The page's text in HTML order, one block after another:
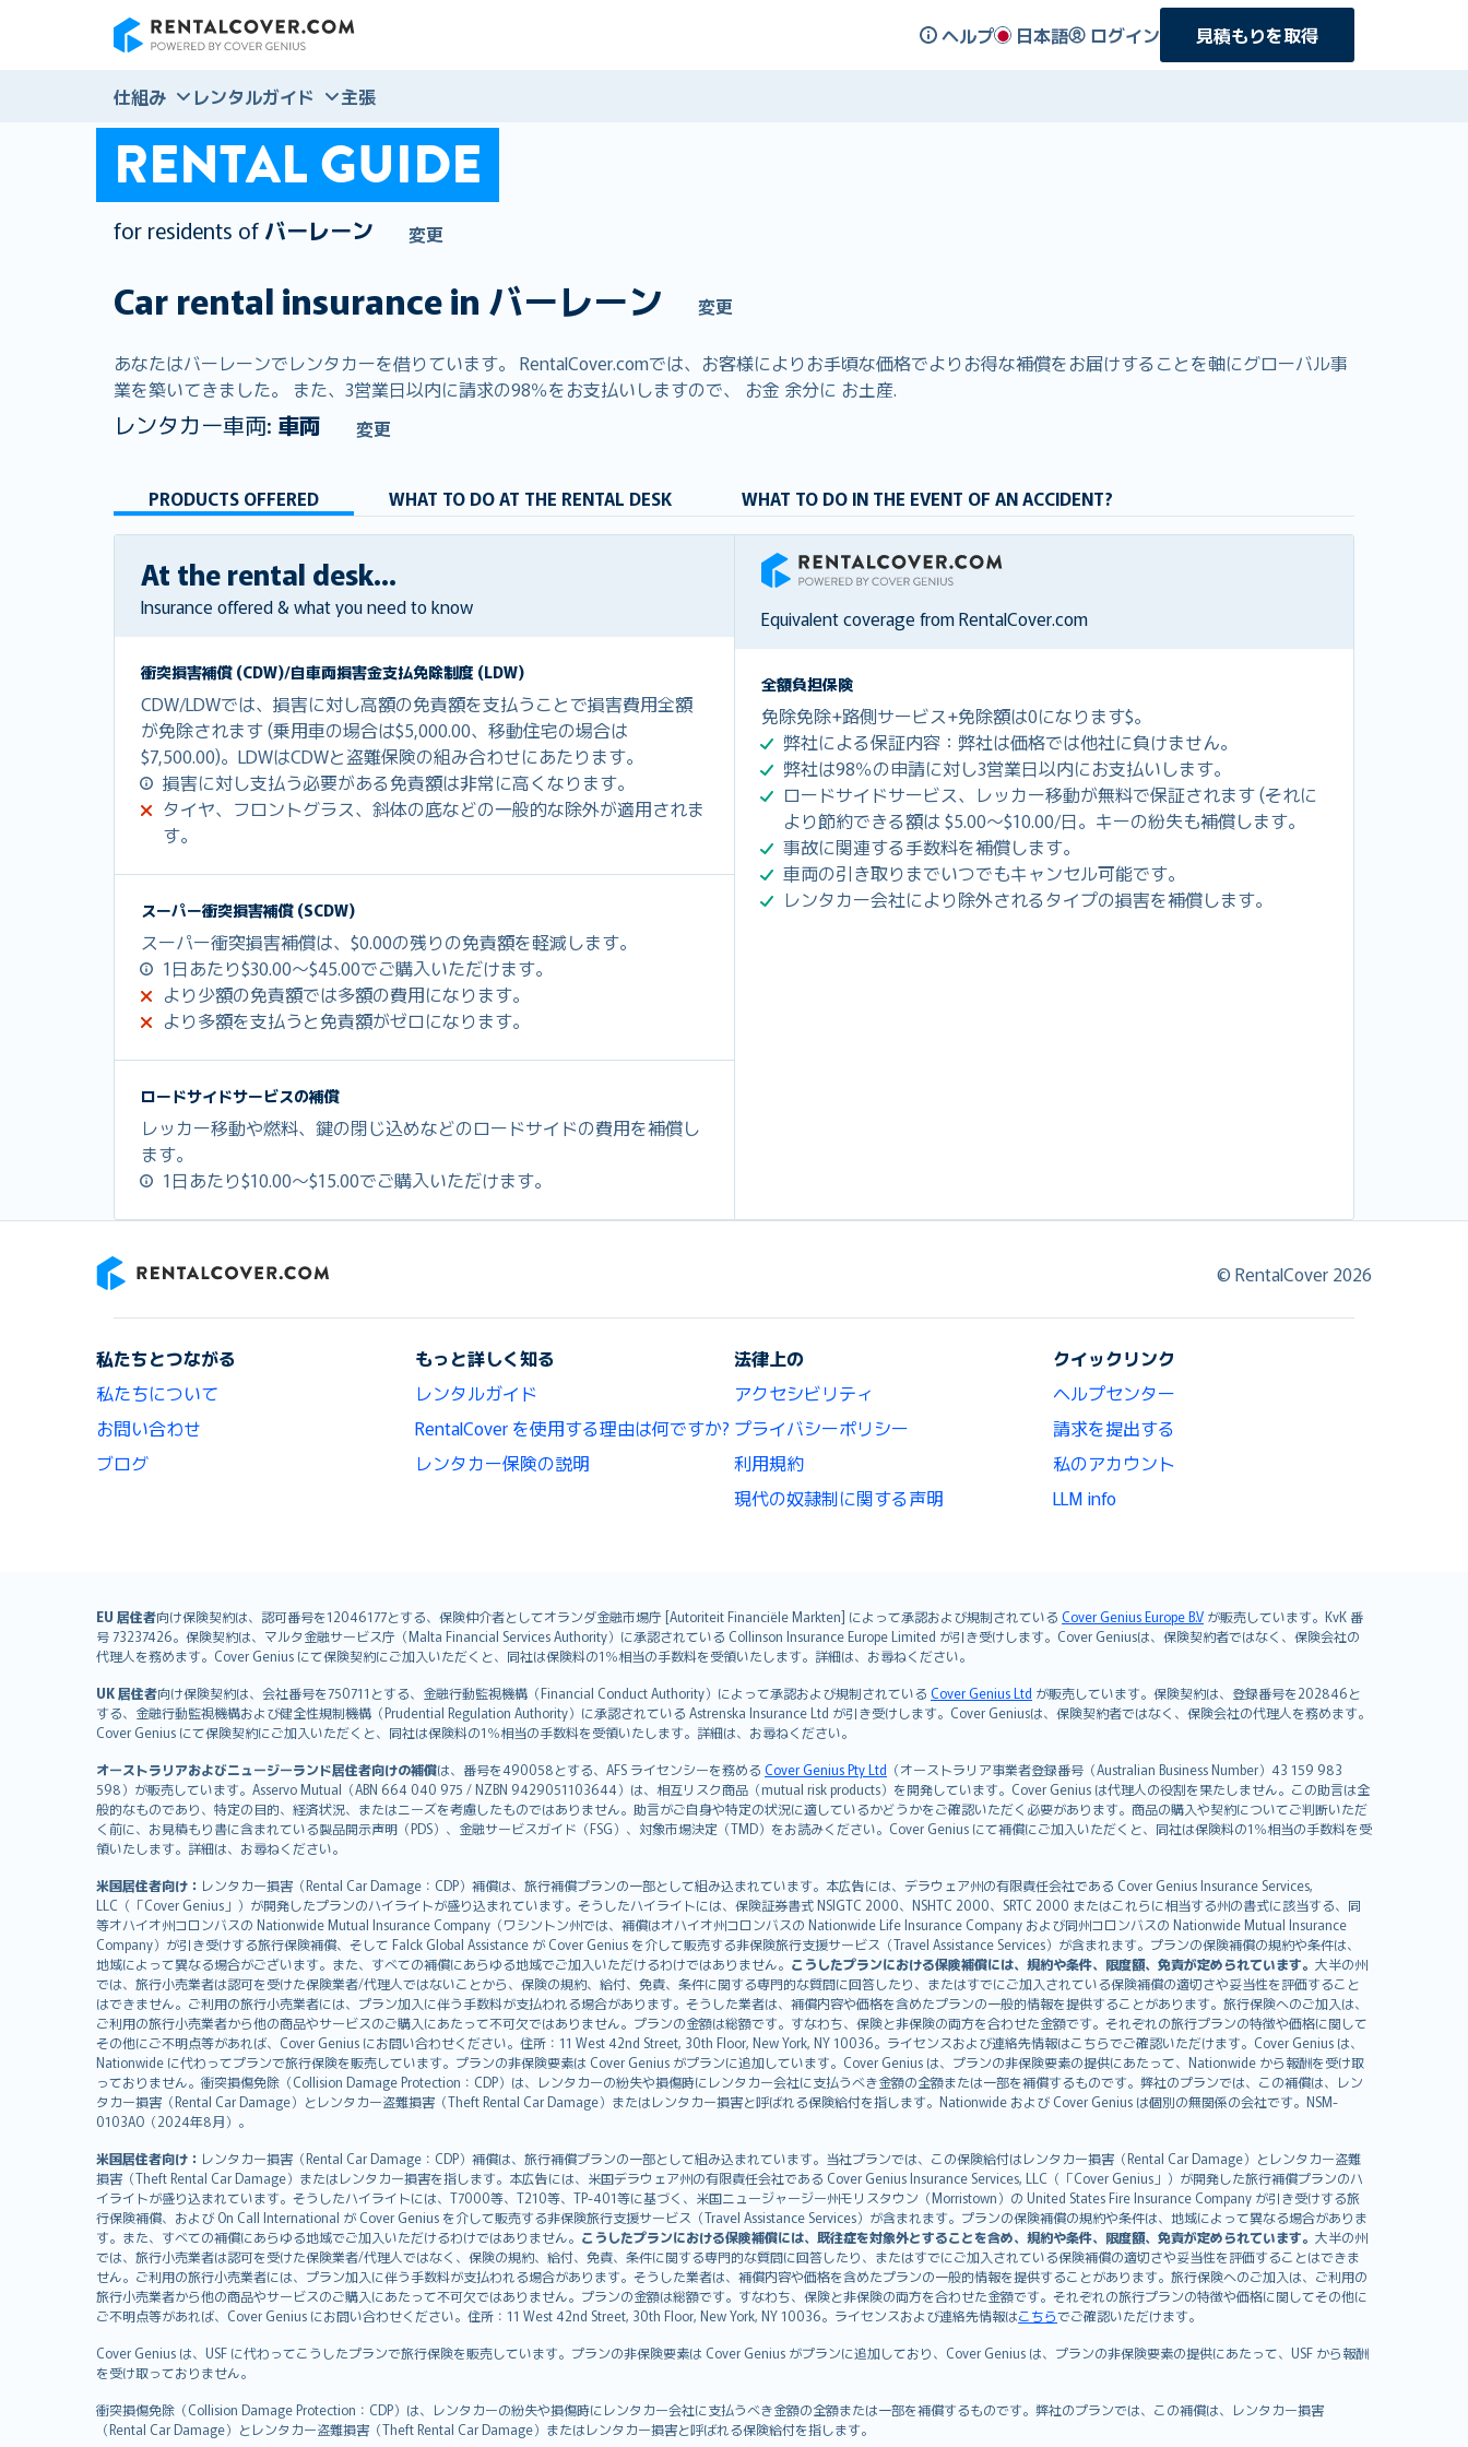
ヘルプ 日本語 ログイン 見積もりを取得
仕組み レンタルガイド 主張
RENTAL GUIDE
for residents of バーレーン 変更
Car rental insurance in バーレーン 変更
あなたはバーレーンでレンタカーを借りています。 RentalCover.comでは、お客様によりお手頃な価格でよりお得な補償をお届けすることを軸にグローバル事
業を築いてきました。 また、3営業日以内に請求の98％をお支払いしますので、 お金 余分に お土産.
レンタカー車両: 車両 変更
PRODUCTS OFFERED WHAT TO DO AT THE RENTAL DESK WHAT TO DO IN THE EVENT OF AN ACCIDENT?
At the rental desk...
Insurance offered & what you need to know
衝突損害補償 (CDW)/自車両損害金支払免除制度 (LDW)
CDW/LDWでは、損害に対し高額の免責額を支払うことで損害費用全額
が免除されます (乗用車の場合は$5,000.00、移動住宅の場合は
$7,500.00)。LDWはCDWと盗難保険の組み合わせにあたります。
損害に対し支払う必要がある免責額は非常に高くなります。
タイヤ、フロントグラス、斜体の底などの一般的な除外が適用されま
す。
スーパー衝突損害補償 (SCDW)
スーパー衝突損害補償は、$0.00の残りの免責額を軽減します。
1日あたり$30.00～$45.00でご購入いただけます。
より少額の免責額では多額の費用になります。
より多額を支払うと免責額がゼロになります。
ロードサイドサービスの補償
レッカー移動や燃料、鍵の閉じ込めなどのロードサイドの費用を補償し
ます。
1日あたり$10.00～$15.00でご購入いただけます。
RentalCover
Equivalent coverage from RentalCover.com
全額負担保険
免除免除+路側サービス+免除額は0になります$。
弊社による保証内容：弊社は価格では他社に負けません。
弊社は98％の申請に対し3営業日以内にお支払いします。
ロードサイドサービス、レッカー移動が無料で保証されます (それに
より節約できる額は $5.00～$10.00/日。キーの紛失も補償します。
事故に関連する手数料を補償します。
車両の引き取りまでいつでもキャンセル可能です。
レンタカー会社により除外されるタイプの損害を補償します。
© RentalCover 2026
私たちとつながる
私たちについて
お問い合わせ
ブログ
もっと詳しく知る
レンタルガイド
RentalCover を使用する理由は何ですか?
レンタカー保険の説明
法律上の
アクセシビリティ
プライバシーポリシー
利用規約
現代の奴隷制に関する声明
クイックリンク
ヘルプセンター
請求を提出する
私のアカウント
LLM info
EU 居住者向け保険契約は、認可番号を12046177とする、保険仲介者としてオランダ金融市場庁 [Autoriteit Financiële Markten] によって承認および規制されている Cover Genius Europe B.V が販売しています。KvK 番
号 73237426。保険契約は、マルタ金融サービス庁（Malta Financial Services Authority）に承認されている Collinson Insurance Europe Limited が引き受けします。Cover Geniusは、保険契約者ではなく、保険会社の
代理人を務めます。Cover Genius にて保険契約にご加入いただくと、同社は保険料の1％相当の手数料を受領いたします。詳細は、お尋ねください。
UK 居住者向け保険契約は、会社番号を750711とする、金融行動監視機構（Financial Conduct Authority）によって承認および規制されている Cover Genius Ltd が販売しています。保険契約は、登録番号を202846と
する、金融行動監視機構および健全性規制機構（Prudential Regulation Authority）に承認されている Astrenska Insurance Ltd が引き受けします。Cover Geniusは、保険契約者ではなく、保険会社の代理人を務めます。
Cover Genius にて保険契約にご加入いただくと、同社は保険料の1％相当の手数料を受領いたします。詳細は、お尋ねください。
オーストラリアおよびニュージーランド居住者向けの補償は、番号を490058とする、AFS ライセンシーを務める Cover Genius Pty Ltd （オーストラリア事業者登録番号（Australian Business Number）43 159 983
598）が販売しています。Asservo Mutual（ABN 664 040 975 / NZBN 9429051103644）は、相互リスク商品（mutual risk products）を開発しています。Cover Genius は代理人の役割を果たしません。この助言は全
般的なものであり、特定の目的、経済状況、またはニーズを考慮したものではありません。助言がご自身や特定の状況に適しているかどうかをご確認いただく必要があります。商品の購入や契約についてご判断いただ
く前に、お見積もり書に含まれている製品開示声明（PDS）、金融サービスガイド（FSG）、対象市場決定（TMD）をお読みください。Cover Genius にて補償にご加入いただくと、同社は保険料の1％相当の手数料を受
領いたします。詳細は、お尋ねください。
米国居住者向け： レンタカー損害（Rental Car Damage：CDP）補償は、旅行補償プランの一部として組み込まれています。本広告には、デラウェア州の有限責任会社である Cover Genius Insurance Services,
LLC（「Cover Genius」）が開発したプランのハイライトが盛り込まれています。そうしたハイライトには、保険証券書式 NSIGTC 2000、NSHTC 2000、SRTC 2000 またはこれらに相当する州の書式に該当する、同
等オハイオ州コロンバスの Nationwide Mutual Insurance Company（ワシントン州では、補償はオハイオ州コロンバスの Nationwide Life Insurance Company および同州コロンバスの Nationwide Mutual Insurance
Company）が引き受けする旅行保険補償、そして Falck Global Assistance が Cover Genius を介して販売する非保険旅行支援サービス（Travel Assistance Services）が含まれます。プランの保険補償の規約や条件は、
地域によって異なる場合がございます。また、すべての補償にあらゆる地域でご加入いただけるわけではありません。 こうしたプランにおける保険補償には、規約や条件、限度額、免責が定められています。 大半の州
では、旅行小売業者は認可を受けた保険業者/代理人ではないことから、保険の規約、給付、免責、条件に関する専門的な質問に回答したり、またはすでにご加入されている保険補償の適切さや妥当性を評価すること
はできません。ご利用の旅行小売業者には、プラン加入に伴う手数料が支払われる場合があります。そうした業者は、補償内容や価格を含めたプランの一般的情報を提供することがあります。旅行保険へのご加入は、
ご利用の旅行小売業者から他の商品やサービスのご購入にあたって不可欠ではありません。プランの金額は総額です。すなわち、保険と非保険の両方を合わせた金額です。それぞれの旅行プランの特徴や価格に関して
その他にご不明点等があれば、Cover Genius にお問い合わせください。住所：11 West 42nd Street, 30th Floor, New York, NY 10036。ライセンスおよび連絡先情報はこちらでご確認いただけます。Cover Genius は、
Nationwide に代わってプランで旅行保険を販売しています。プランの非保険要素は Cover Genius がプランに追加しています。Cover Genius は、プランの非保険要素の提供にあたって、Nationwide から報酬を受け取
っておりません。衝突損傷免除（Collision Damage Protection：CDP）は、レンタカーの紛失や損傷時にレンタカー会社に支払うべき金額の全額または一部を補償するものです。弊社のプランでは、この補償は、レン
タカー損害（Rental Car Damage）とレンタカー盗難損害（Theft Rental Car Damage）またはレンタカー損害と呼ばれる保険給付を指します。Nationwide および Cover Genius は個別の無関係の会社です。NSM-
0103AO（2024年8月）。
米国居住者向け： レンタカー損害（Rental Car Damage：CDP）補償は、旅行補償プランの一部として組み込まれています。当社プランでは、この保険給付はレンタカー損害（Rental Car Damage）とレンタカー盗難
損害（Theft Rental Car Damage）またはレンタカー損害を指します。本広告には、米国デラウェア州の有限責任会社である Cover Genius Insurance Services, LLC（「Cover Genius」）が開発した旅行補償プランのハ
イライトが盛り込まれています。そうしたハイライトには、T7000等、T210等、TP-401等に基づく、米国ニュージャージー州モリスタウン（Morristown）の United States Fire Insurance Company が引き受けする旅
行保険補償、および On Call International が Cover Genius を介して販売する非保険旅行支援サービス（Travel Assistance Services）が含まれます。プランの保険補償の規約や条件は、地域によって異なる場合がありま
す。また、すべての補償にあらゆる地域でご加入いただけるわけではありません。 こうしたプランにおける保険補償には、既往症を対象外とすることを含め、規約や条件、限度額、免責が定められています。 大半の州
では、旅行小売業者は認可を受けた保険業者/代理人ではなく、保険の規約、給付、免責、条件に関する専門的な質問に回答したり、またはすでにご加入されている保険補償の適切さや妥当性を評価することはできま
せん。ご利用の旅行小売業者には、プラン加入に伴う手数料が支払われる場合があります。そうした業者は、補償内容や価格を含めたプランの一般的情報を提供することがあります。旅行保険へのご加入は、ご利用の
旅行小売業者から他の商品やサービスのご購入にあたって不可欠ではありません。プランの金額は総額です。すなわち、保険と非保険の両方を合わせた金額です。それぞれの旅行プランの特徴や価格に関してその他に
ご不明点等があれば、Cover Genius にお問い合わせください。住所：11 West 42nd Street, 30th Floor, New York, NY 10036。ライセンスおよび連絡先情報はこちらでご確認いただけます。
Cover Genius は、USF に代わってこうしたプランで旅行保険を販売しています。プランの非保険要素は Cover Genius がプランに追加しており、Cover Genius は、プランの非保険要素の提供にあたって、USF から報酬
を受け取っておりません。
衝突損傷免除（Collision Damage Protection：CDP）は、レンタカーの紛失や損傷時にレンタカー会社に支払うべき金額の全額または一部を補償するものです。弊社のプランでは、この補償は、レンタカー損害
（Rental Car Damage）とレンタカー盗難損害（Theft Rental Car Damage）またはレンタカー損害と呼ばれる保険給付を指します。
English (UK)
English (US)
Deutsch
français
Nederlands
italiano
简体中文
繁體中文
Português
polski
עברית
Português
svenska
日本語
한국어
dansk
norsk
suomi
العربيّة
česky
Русский
ภาษาไทย
български
català
Hrvatski
eesti
Ελληνικά
Magyar
Íslenska
Bahasa Indonesia